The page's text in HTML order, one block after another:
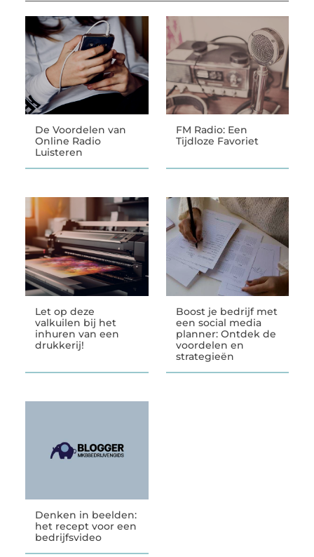
De Voordelen van
Online Radio
Luisteren
FM Radio: Een
Tijdloze Favoriet
Let op deze
valkuilen bij het
inhuren van een
drukkerij!
Boost je bedrijf met
een social media
planner: Ontdek de
voordelen en
strategieën
Denken in beelden:
het recept voor een
bedrijfsvideo